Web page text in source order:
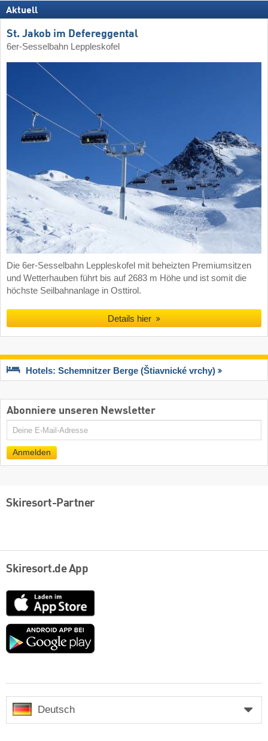
Aktuell
St. Jakob im Defereggental
6er-Sesselbahn Leppleskofel
Die 6er-Sesselbahn Leppleskofel mit beheizten Premiumsitzen
und Wetterhauben führt bis auf 2683 m Höhe und ist somit die
höchste Seilbahnanlage in Osttirol.
Details hier
Hotels: Schemnitzer Berge (Štiavnické vrchy)
Abonniere unseren Newsletter
E-
Anmelden
Skiresort-Partner
Skiresort.de App
App
Store
Google
Deutsch